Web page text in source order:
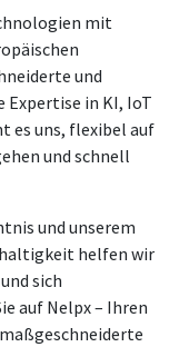
mit
und
Expertise in KI, IoT
es uns, flexibel auf
und schnell
und unserem
helfen wir
sich
auf Nelpx – Ihren